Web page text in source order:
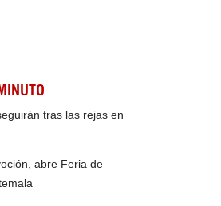
tras las rejas en
abre Feria de